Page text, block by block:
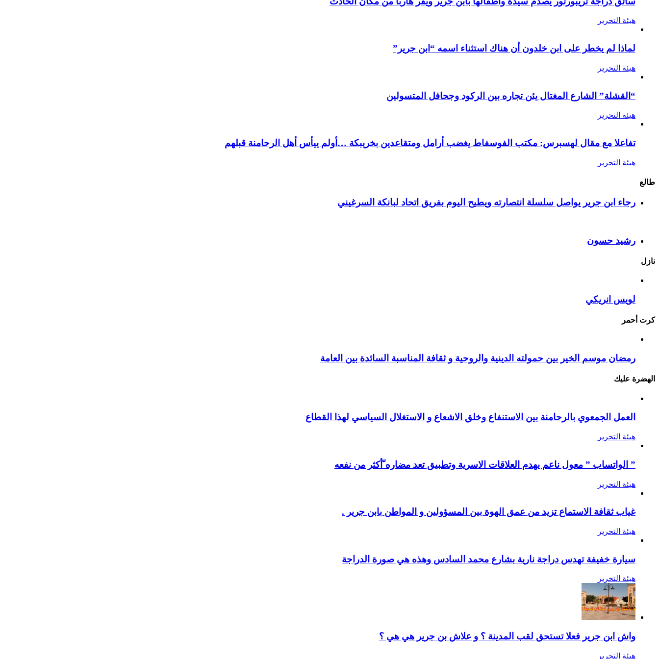
هيئة التحرير
لماذا لم يخطر على ابن خلدون أن هناك استثناء اسمه “ابن جرير”
هيئة التحرير
“القشلة” الشارع المغتال يئن تجاره بين الركود وجحافل المتسولين
هيئة التحرير
تفاعلا مع مقال لهسبرس: مكتب الفوسفاط يغضب أرامل ومتقاعدين بخريبكة …أولم ييأس أهل الرحامنة قبلهم
هيئة التحرير
طالع
رجاء ابن جرير يواصل سلسلة انتصارته ويطيح اليوم بفريق اتحاد لبانكة السرغيني
رشيد حسون
نازل
لويس انريكي
كرت أحمر
رمضان موسم الخير بين حمولته الدينية والروحية و ثقافة المناسبة السائدة بين العامة
الهضرة عليك
العمل الجمعوي بالرحامنة بين الاستنفاع وخلق الاشعاع و الاستغلال السياسي لهذا القطاع
هيئة التحرير
” الواتساب ” معول ناعم يهدم العلاقات الاسرية وتطبيق تعد مضاره ّأكثر من نفعه
هيئة التحرير
غياب ثقافة الاستماع تزيد من عمق الهوة بين المسؤولين و المواطن بابن جرير .
هيئة التحرير
سيارة خفيفة تهدس دراجة نارية بشارع محمد السادس وهذه هي صورة الدراجة
هيئة التحرير
واش ابن جرير فعلا تستحق لقب المدينة ؟ و علاش بن جرير هي هي ؟
هيئة التحرير